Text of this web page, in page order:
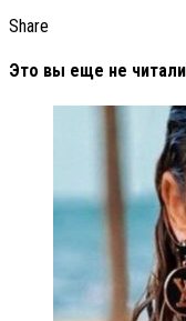
Share
Это вы еще не